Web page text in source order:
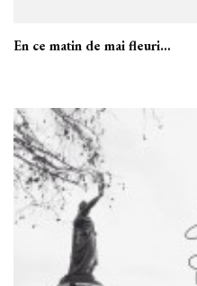
En ce matin de mai fleuri…